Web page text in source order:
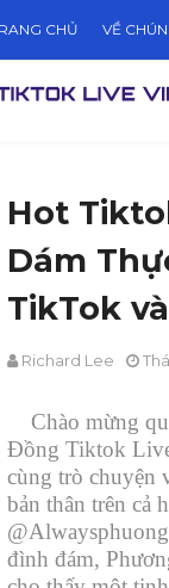
CHỦ VỀ
Hot
Dám
TikTok
Richard Lee
Chào mừng
Đồng Tiktok
cùng trò chuyện
bản thân trên cả
đình đám,